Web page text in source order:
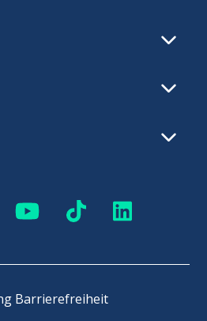
Barrierefreiheit